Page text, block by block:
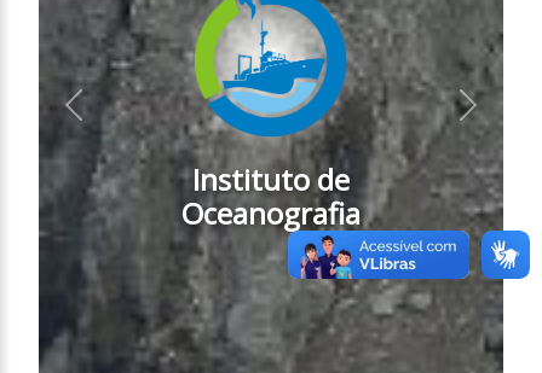
Instituto de
Oceanografia
Anterior Próximo